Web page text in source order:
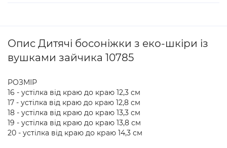
Опис Дитячі босоніжки з еко-шкіри із
вушками зайчика 10785
РОЗМІР
16 - устілка від краю до краю 12,3 см
17 - устілка від краю до краю 12,8 см
18 - устілка від краю до краю 13,3 см
19 - устілка від краю до краю 13,8 см
20 - устілка від краю до краю 14,3 см